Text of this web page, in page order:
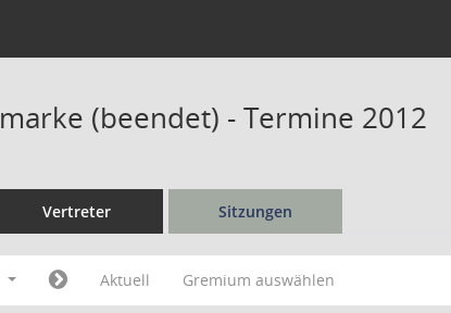
(beendet) - Termine 2012
Vertreter Sitzungen
Aktuell Gremium auswählen